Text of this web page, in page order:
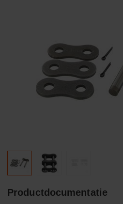
Productdocumentatie